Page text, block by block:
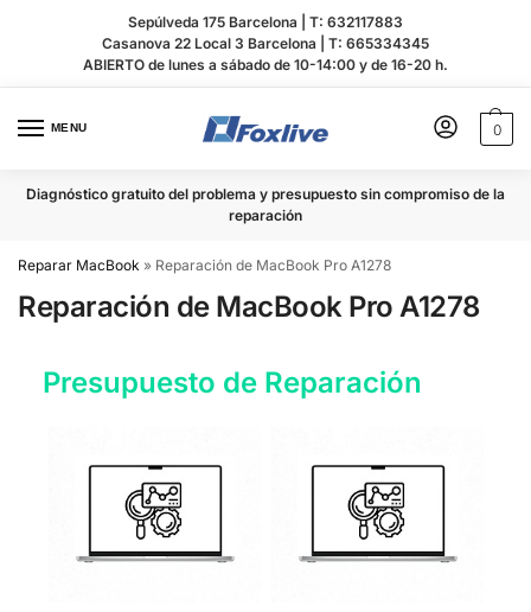
Sepúlveda 175 Barcelona | T: 632117883
Casanova 22 Local 3 Barcelona | T: 665334345
ABIERTO de lunes a sábado de 10-14:00 y de 16-20 h.
MENU 0
Diagnóstico gratuito del problema y presupuesto sin compromiso de la
reparación
Reparar MacBook » Reparación de MacBook Pro A1278
Reparación de MacBook Pro A1278
Presupuesto de Reparación